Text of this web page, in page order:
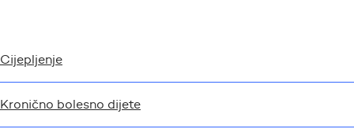
Cijepljenje
Kronično bolesno dijete